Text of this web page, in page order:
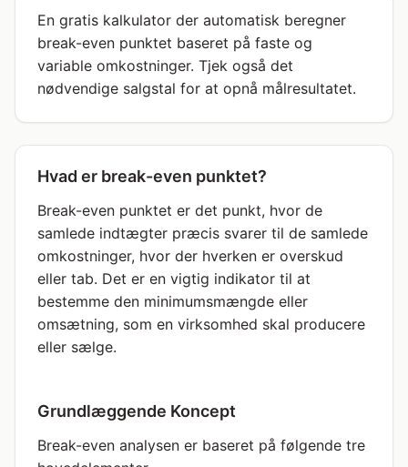
En gratis kalkulator der automatisk beregner
break-even punktet baseret på faste og
variable omkostninger. Tjek også det
nødvendige salgstal for at opnå målresultatet.
Hvad er break-even punktet?
Break-even punktet er det punkt, hvor de
samlede indtægter præcis svarer til de samlede
omkostninger, hvor der hverken er overskud
eller tab. Det er en vigtig indikator til at
bestemme den minimumsmængde eller
omsætning, som en virksomhed skal producere
eller sælge.
Grundlæggende Koncept
Break-even analysen er baseret på følgende tre